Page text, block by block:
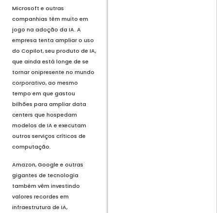
Microsoft e outras
companhias têm muito em
jogo na adoção da IA. A
empresa tenta ampliar o uso
do Copilot, seu produto de IA,
que ainda está longe de se
tornar onipresente no mundo
corporativo, ao mesmo
tempo em que gastou
bilhões para ampliar data
centers que hospedam
modelos de IA e executam
outros serviços críticos de
computação.
Amazon, Google e outras
gigantes de tecnologia
também vêm investindo
valores recordes em
infraestrutura de IA,